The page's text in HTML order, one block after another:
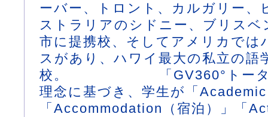
ーバー、トロント、カルガリー、
ストラリアのシドニー、ブリスベ
市に提携校、そしてアメリカでは
スがあり、ハワイ最大の私立の語
校。 「GV360°トータル
理念に基づき、学生が「
「Accommodation（宿泊）」「